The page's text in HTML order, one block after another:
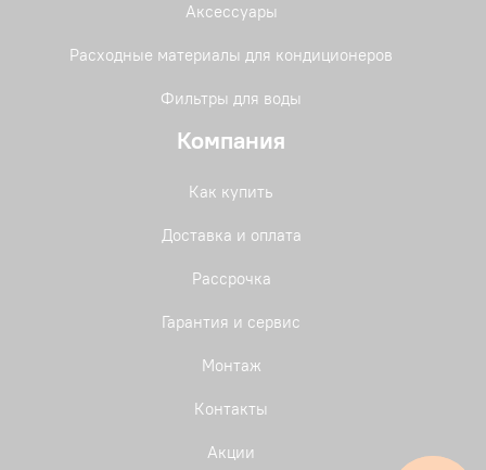
Аксессуары
Расходные материалы для кондиционеров
Фильтры для воды
Компания
Как купить
Доставка и оплата
Рассрочка
Гарантия и сервис
Монтаж
Контакты
Акции